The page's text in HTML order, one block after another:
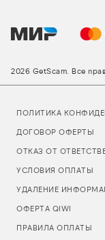
2026 GetScam. Все
ПОЛИТИКА
ДОГОВОР ОФЕРТЫ
ОТКАЗ ОТ
УСЛОВИЯ ОПЛАТЫ
УДАЛЕНИЕ
ОФЕРТА QIWI
ПРАВИЛА ОПЛАТЫ